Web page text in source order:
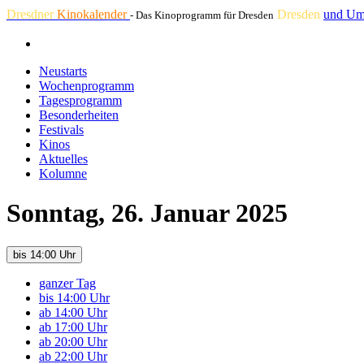
DresdnerKinokalender - Das Kinoprogramm für Dresden Dresden und
Neustarts
Wochenprogramm
Tagesprogramm
Besonderheiten
Festivals
Kinos
Aktuelles
Kolumne
Sonntag, 26. Januar 2025
bis 14:00 Uhr
ganzer Tag
bis 14:00 Uhr
ab 14:00 Uhr
ab 17:00 Uhr
ab 20:00 Uhr
ab 22:00 Uhr